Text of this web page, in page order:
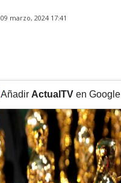
09 marzo, 2024 17:41
Añadir ActualTVen Google